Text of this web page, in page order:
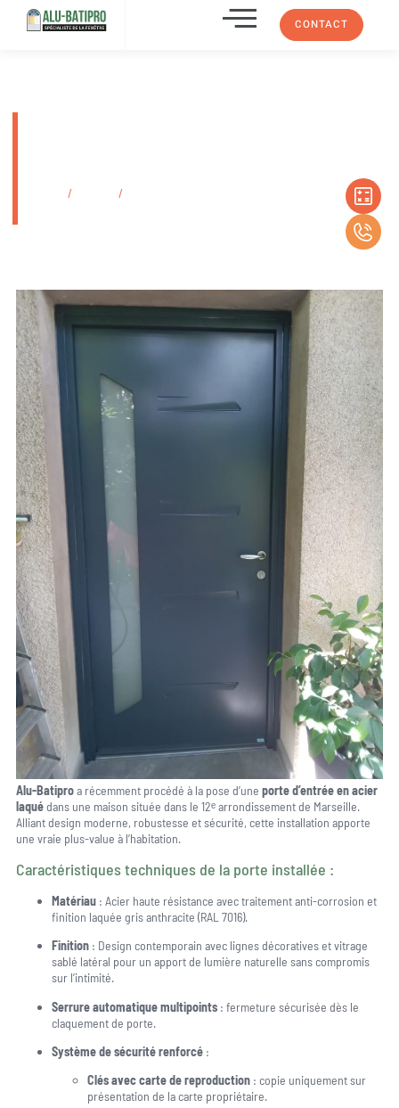
CONTACT
/ /
Installation d’une porte d’entrée en acier laqué gris
Alu-Batiproa récemment procédé à la pose d’une porte d’entrée en acier
laquédans une maison située dans le 12ᵉ arrondissement de Marseille.
Alliant design moderne, robustesse et sécurité, cette installation apporte
une vraie plus-value à l’habitation.
Caractéristiques techniques de la porte installée :
Matériau: Acier haute résistance avec traitement anti-corrosion et
finition laquée gris anthracite (RAL 7016).
Finition: Design contemporain avec lignes décoratives et vitrage
sablé latéral pour un apport de lumière naturelle sans compromis
sur l’intimité.
Serrure automatique multipoints: fermeture sécurisée dès le
claquement de porte.
Système de sécurité renforcé:
Clés avec carte de reproduction: copie uniquement sur
présentation de la carte propriétaire.